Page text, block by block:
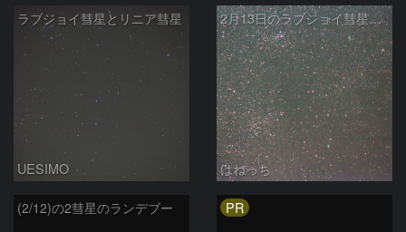
ラブジョイ彗星とリニア彗星
UESIMO
2月13日のラブジョイ彗星とリニア彗星
はねっち
(2/12)の2彗星のランデブー PR